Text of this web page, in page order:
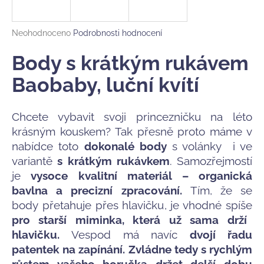
Průměrné
produktu
je
0,0
hvězdiček.
Neohodnoceno Podrobnosti hodnocení
Body s krátkým rukávem
Baobaby, luční kvítí
Chcete vybavit svoji princezničku na léto
krásným kouskem? Tak přesně proto máme v
nabídce toto dokonalé bodys volánky i ve
variantěs krátkým rukávkem. Samozřejmostí
jevysoce kvalitní materiál – organická
bavlna a precizní zpracování. Tím, že se
body přetahuje přes hlavičku, je vhodné spíše
pro starší miminka, která už sama drží
hlavičku.Vespod má navíc dvojí řadu
patentek na zapínání. Zvládne tedy s rychlým
j
t
?
HLEDAT
D
o
p
o
r
u